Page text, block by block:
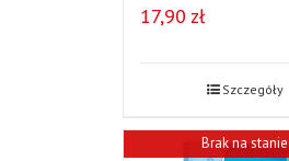
17,90 zł
Szczegóły
Brak na stanie